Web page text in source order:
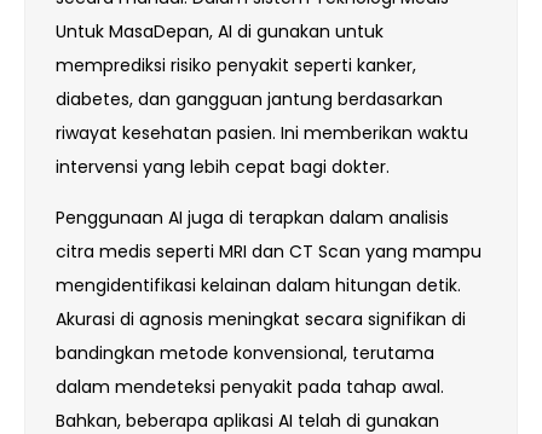
Untuk MasaDepan, AI di gunakan untuk
memprediksi risiko penyakit seperti kanker,
diabetes, dan gangguan jantung berdasarkan
riwayat kesehatan pasien. Ini memberikan waktu
intervensi yang lebih cepat bagi dokter.
Penggunaan AI juga di terapkan dalam analisis
citra medis seperti MRI dan CT Scan yang mampu
mengidentifikasi kelainan dalam hitungan detik.
Akurasi di agnosis meningkat secara signifikan di
bandingkan metode konvensional, terutama
dalam mendeteksi penyakit pada tahap awal.
Bahkan, beberapa aplikasi AI telah di gunakan